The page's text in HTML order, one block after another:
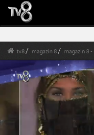
tv8 magazin 8 magazin 8